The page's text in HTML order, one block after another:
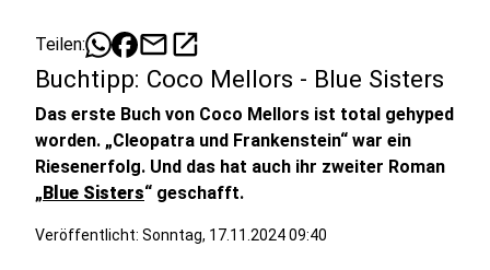
Teilen: mailopen_in_new
Buchtipp: Coco Mellors - Blue Sisters
Das erste Buch von Coco Mellors ist total gehyped
worden. „Cleopatra und Frankenstein“ war ein
Riesenerfolg. Und das hat auch ihr zweiter Roman
„Blue Sisters“ geschafft.
Veröffentlicht: Sonntag, 17.11.2024 09:40